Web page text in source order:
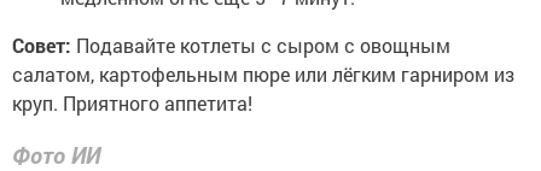
Совет: Подавайте котлеты с сыром с овощным
салатом, картофельным пюре или лёгким гарниром из
круп. Приятного аппетита!
Фото ИИ